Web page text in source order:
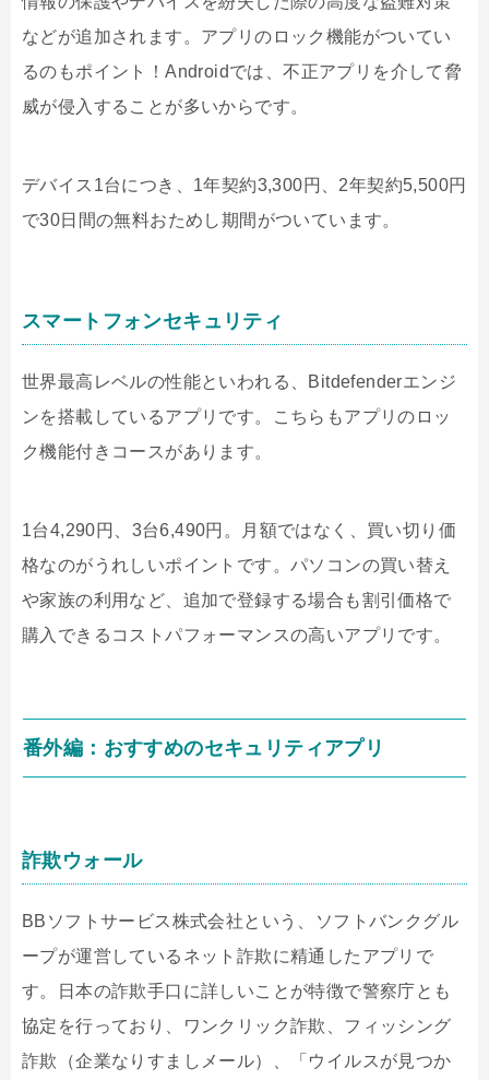
などが追加されます。アプリのロック機能がついてい
るのもポイント！Androidでは、不正アプリを介して脅
威が侵入することが多いからです。
デバイス 1台につき、 1年契約3,300 円、 2年契約5,500円
で30日間の無料おためし期間がついています。
スマートフォンセキュリティ
世界最高レベルの性能といわれる、 Bitdefenderエンジ
ンを搭載しているアプリです。こちらもアプリのロッ
ク機能付きコースがあります。
1台4,290 円、 3台6,490円。月額ではなく、買い切り価
格なのがうれしいポイントです。パソコンの買い替え
や家族の利用など、追加で登録する場合も割引価格で
購入できるコストパフォーマンスの高いアプリです。
番外編：おすすめのセキュリティアプリ
詐欺ウォール
BB ソフトサービス株式会社という、ソフトバンクグル
ープが運営しているネット詐欺に精通したアプリで
す。日本の詐欺手口に詳しいことが特徴で警察庁とも
協定を行っており、ワンクリック詐欺、フィッシング
詐欺（企業なりすましメール）、「ウイルスが見つか